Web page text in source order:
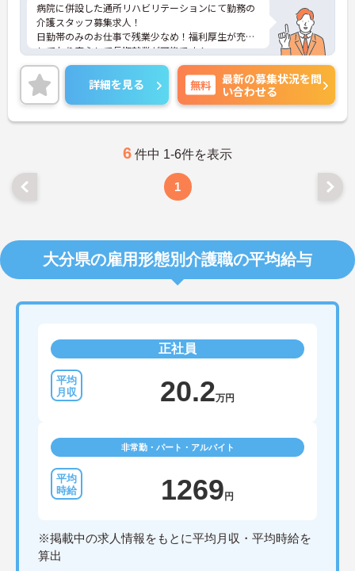
病院に併設した通所リハビリテーションにて勤務の
介護スタッフ募集求人！
日勤帯のみのお仕事で残業少なめ！福利厚生が充実
しており安心して長期就業が可能です！
ご興味ある方には、面接のポイントなど、さらに詳
細をお話致しますのでお気軽にご相談ください。
詳細を見る 無料
最新の募集状況を問
い合わせる
6 件中 1-6件を表示
1
大分県の雇用形態別介護職の平均給与
正社員
20.2万円
非常勤・パート・アルバイト
1269 円
※掲載中の求人情報をもとに平均月収・平均時給を
算出